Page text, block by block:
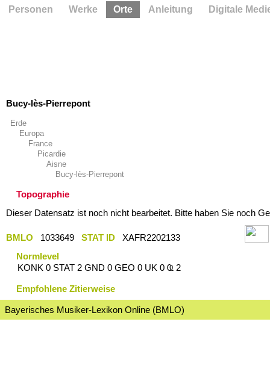
Bucy-lès-Pierrepont
Erde
Europa
France
Picardie
Aisne
Bucy-lès-Pierrepont
Topographie
Dieser Datensatz ist noch nicht bearbeitet. Bitte haben Sie noch
BMLO 1033649 STAT ID
XAFR2202133
Normlevel
KONK 0 STAT 2 GND 0 GEO 0 UK 0 Ҩ 2
Empfohlene Zitierweise
Bayerisches Musiker-Lexikon Online (BMLO)
Personen Werke Orte Anleitung Digitale